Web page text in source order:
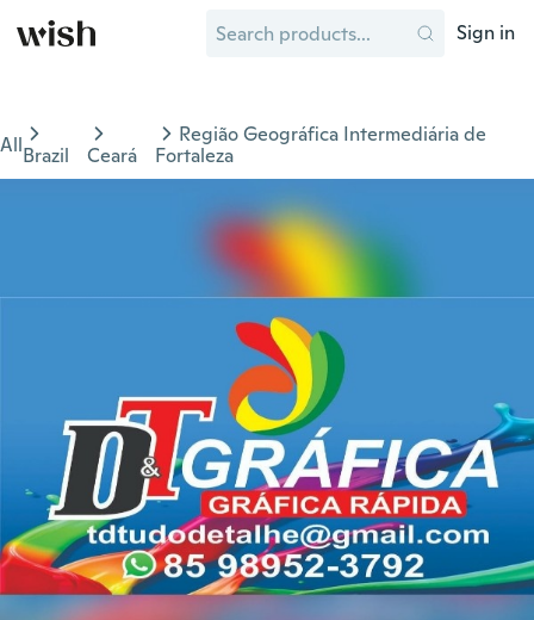
Sign in
AllBrazil Ceará
Região Geográfica Intermediária de
Fortaleza